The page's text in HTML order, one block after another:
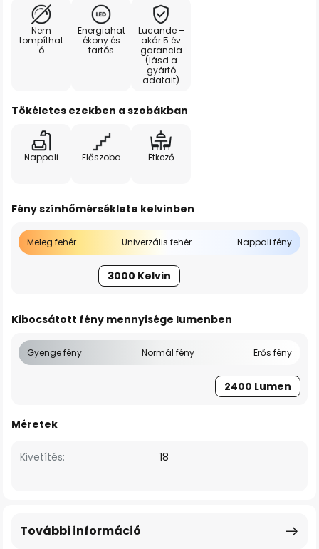
Nem
tompíthat
ó
Energiahat
ékony és
tartós
Lucande –
akár 5 év
garancia
(lásd a
gyártó
adatait)
Tökéletes ezekben a szobákban
Nappali Előszoba Étkező
Fény színhőmérséklete kelvinben
Meleg fehér Univerzális fehér Nappali fény
3000 Kelvin
Kibocsátott fény mennyisége lumenben
Gyenge fény Normál fény Erős fény
2400 Lumen
Méretek
Kivetítés: 18
További információ